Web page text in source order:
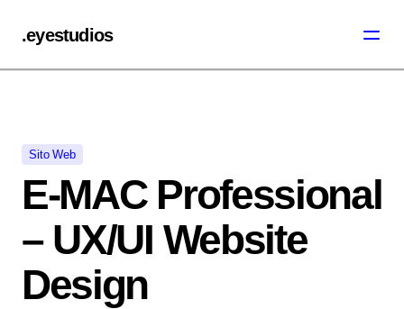
.eyestudios
Sito Web
E-MAC Professional
– UX/UI Website
Design